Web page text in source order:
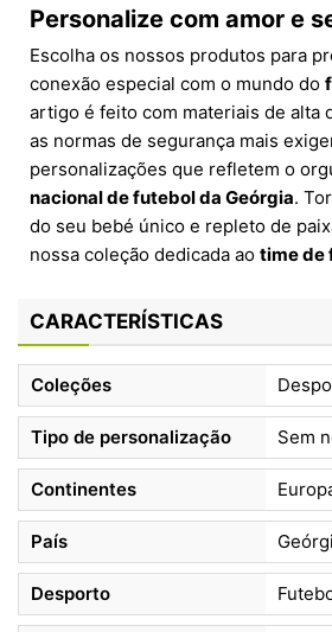
Personalize com amor e
Escolha os nossos produtos para
conexão especial com o mundo do
artigo é feito com materiais de alta
as normas de segurança mais
personalizações que refletem o
nacional de futebol da Geórgia.
do seu bebé único e repleto de
nossa coleção dedicada ao time de
CARACTERÍSTICAS
Coleções
Tipo de personalização Sem
Continentes
País
Desporto